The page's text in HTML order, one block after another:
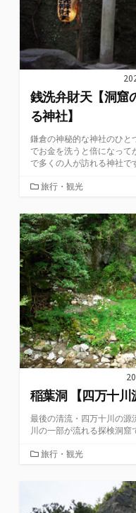
銭洗弁財天【洞窟
る神社】
鎌倉の神秘的な神社のひと
でお金を洗うと倍になって
で多くの人が訪れる神社で
カ
ゴ
リ
ー
旅行・観光
稲葉洞 【四万十川
最後の清流・四万十川の源
川の一部が流れる探検洞窟
カ
ー
旅行・観光